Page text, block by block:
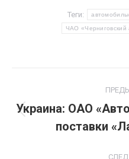
Теги:
ЧАО «Черниговский
по
записям
Украина: ОАО
поставки